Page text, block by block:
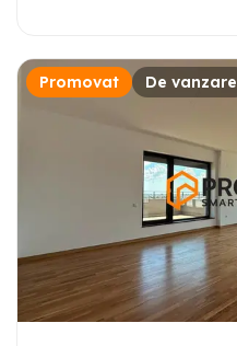
Promovat De vanzare